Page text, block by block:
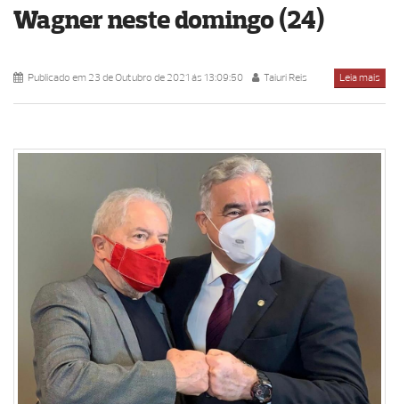
Wagner neste domingo (24)
Publicado em 23 de Outubro de 2021 ás 13:09:50 Taiuri Reis Leia mais